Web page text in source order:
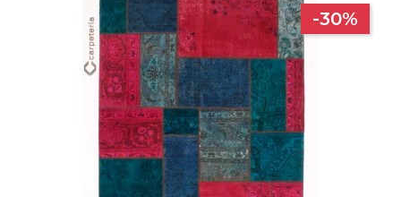
-30%